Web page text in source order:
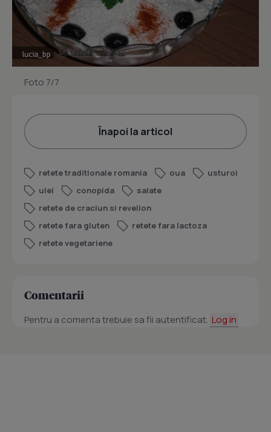
Foto 7/7
Înapoi la articol
retete traditionale romania oua
usturoi
ulei
conopida
salate
retete de craciun si revelion
retete fara gluten
retete fara lactoza
retete vegetariene
Comentarii
Pentru a comenta trebuie sa fii autentificat. Log in